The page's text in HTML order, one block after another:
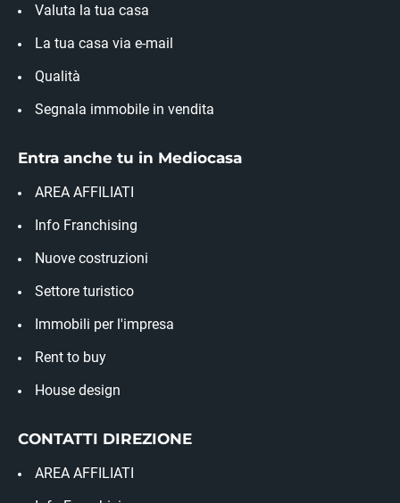
Valuta la tua casa
La tua casa via e-mail
Qualità
Segnala immobile in vendita
Entra anche tu in Mediocasa
AREA AFFILIATI
Info Franchising
Nuove costruzioni
Settore turistico
Immobili per l'impresa
Rent to buy
House design
CONTATTI DIREZIONE
AREA AFFILIATI